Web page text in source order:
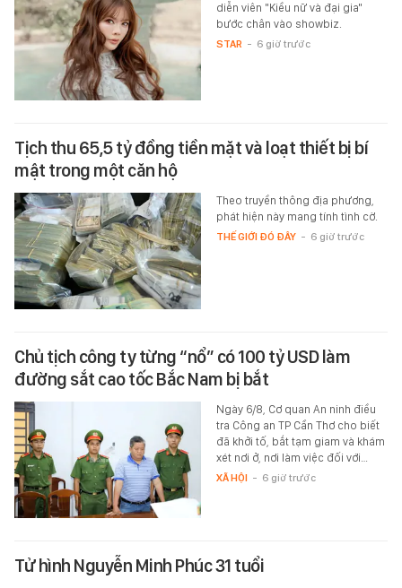
diễn viên "Kiều nữ và đại gia"
bước chân vào showbiz.
STAR - 6 giờ trước
Tịch thu 65,5 tỷ đồng tiền mặt và loạt thiết bị bí
mật trong một căn hộ
Theo truyền thông địa phương,
phát hiện này mang tính tình cờ.
THẾ GIỚI ĐÓ ĐÂY - 6 giờ trước
Chủ tịch công ty từng “nổ” có 100 tỷ USD làm
đường sắt cao tốc Bắc Nam bị bắt
Ngày 6/8, Cơ quan An ninh điều
tra Công an TP Cần Thơ cho biết
đã khởi tố, bắt tạm giam và khám
xét nơi ở, nơi làm việc đối với…
XÃ HỘI - 6 giờ trước
Tử hình Nguyễn Minh Phúc 31 tuổi